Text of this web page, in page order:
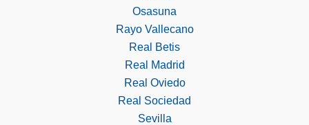
Osasuna
Rayo Vallecano
Real Betis
Real Madrid
Real Oviedo
Real Sociedad
Sevilla